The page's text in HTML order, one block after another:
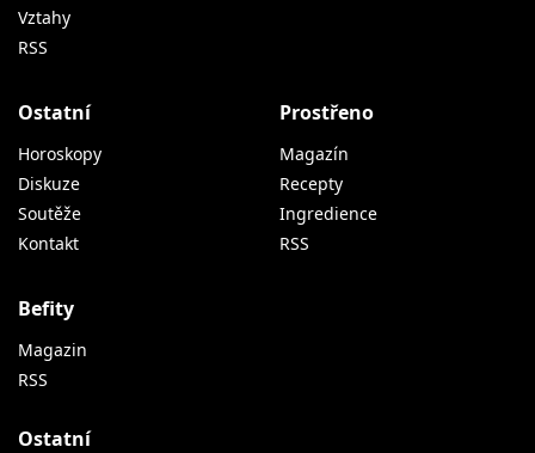
Vztahy
RSS
Ostatní
Horoskopy
Diskuze
Soutěže
Kontakt
Prostřeno
Magazín
Recepty
Ingredience
RSS
Befity
Magazin
RSS
Ostatní